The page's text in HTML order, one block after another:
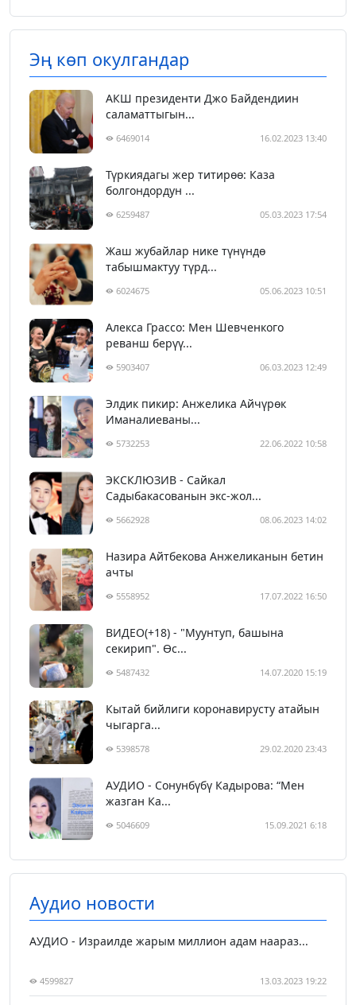
Эң көп окулгандар
АКШ президенти Джо Байдендиин
саламаттыгын...
6469014 16.02.2023 13:40
Түркиядагы жер титирөө: Каза
болгондордун ...
6259487 05.03.2023 17:54
Жаш жубайлар нике түнүндө
табышмактуу түрд...
6024675 05.06.2023 10:51
Алекса Грассо: Мен Шевченкого
реванш берүү...
5903407 06.03.2023 12:49
Элдик пикир: Анжелика Айчүрөк
Иманалиеваны...
5732253 22.06.2022 10:58
ЭКСКЛЮЗИВ - Сайкал
Садыбакасованын экс-жол...
5662928 08.06.2023 14:02
Назира Айтбекова Анжеликанын бетин
ачты
5558952 17.07.2022 16:50
ВИДЕО(+18) - "Муунтуп, башына
секирип". Өс...
5487432 14.07.2020 15:19
Кытай бийлиги коронавирусту атайын
чыгарга...
5398578 29.02.2020 23:43
АУДИО - Сонунбүбү Кадырова: “Мен
жазган Ка...
5046609 15.09.2021 6:18
Аудио новости
АУДИО - Израилде жарым миллион адам наараз...
4599827 13.03.2023 19:22